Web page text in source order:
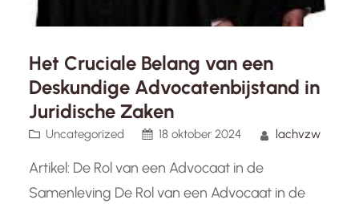
Het Cruciale Belang van een
Deskundige Advocatenbijstand in
Juridische Zaken
Uncategorized 18 oktober 2024 lachvzw
Artikel: De Rol van een Advocaat in de
Samenleving De Rol van een Advocaat in de